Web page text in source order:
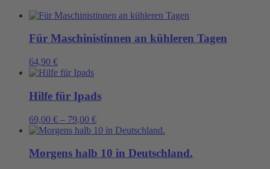
Für Maschinistinnen an kühleren Tagen
64,90 €
Hilfe für Ipads
69,00 € – 79,00 €
Morgens halb 10 in Deutschland.